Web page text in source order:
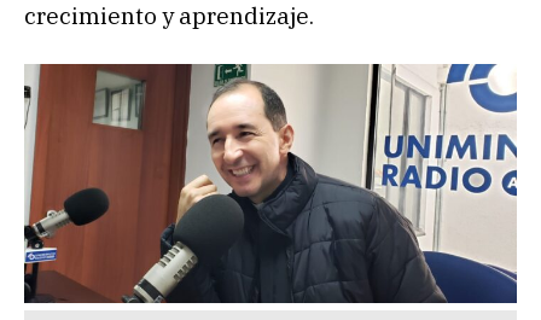
crecimiento y aprendizaje.